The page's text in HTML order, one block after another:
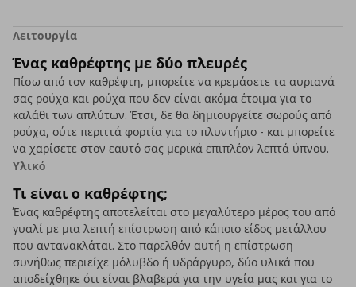
Λειτουργία
Ένας καθρέφτης με δύο πλευρές
Πίσω από τον καθρέφτη, μπορείτε να κρεμάσετε τα αυριανά
σας ρούχα και ρούχα που δεν είναι ακόμα έτοιμα για το
καλάθι των απλύτων. Έτσι, δε θα δημιουργείτε σωρούς από
ρούχα, ούτε περιττά φορτία για το πλυντήριο - και μπορείτε
να χαρίσετε στον εαυτό σας μερικά επιπλέον λεπτά ύπνου.
Υλικό
Τι είναι ο καθρέφτης;
Ένας καθρέφτης αποτελείται στο μεγαλύτερο μέρος του από
γυαλί με μια λεπτή επίστρωση από κάποιο είδος μετάλλου
που αντανακλάται. Στο παρελθόν αυτή η επίστρωση
συνήθως περιείχε μόλυβδο ή υδράργυρο, δύο υλικά που
αποδείχθηκε ότι είναι βλαβερά για την υγεία μας και για το